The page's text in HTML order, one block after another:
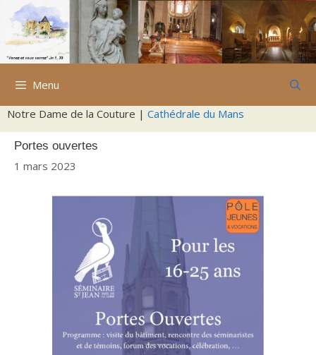
Aller
contenu
Menu
Notre Dame de la Couture | Cathédrale du Mans
Portes ouvertes
1 mars 2023